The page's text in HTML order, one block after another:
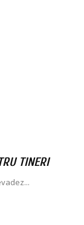
TINERI